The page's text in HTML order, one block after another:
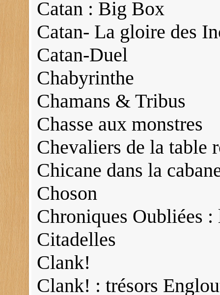
Catan : Big Box
Catan- La gloire des
Catan-Duel
Chabyrinthe
Chamans & Tribus
Chasse aux monstres
Chevaliers de la table
Chicane dans la
Choson
Chroniques Oubliées
Citadelles
Clank!
Clank! : trésors